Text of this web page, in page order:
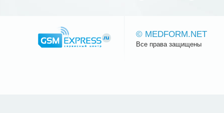
© MEDFORM.NET
Все права защищены